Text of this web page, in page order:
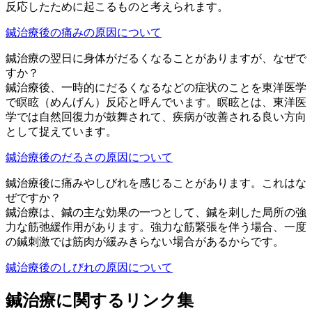
反応したために起こるものと考えられます。
鍼治療後の痛みの原因について
鍼治療の翌日に身体がだるくなることがありますが、なぜで
すか？
鍼治療後、一時的にだるくなるなどの症状のことを東洋医学
で瞑眩（めんげん）反応と呼んでいます。瞑眩とは、東洋医
学では自然回復力が鼓舞されて、疾病が改善される良い方向
として捉えています。
鍼治療後のだるさの原因について
鍼治療後に痛みやしびれを感じることがあります。これはな
ぜですか？
鍼治療は、鍼の主な効果の一つとして、鍼を刺した局所の強
力な筋弛緩作用があります。強力な筋緊張を伴う場合、一度
の鍼刺激では筋肉が緩みきらない場合があるからです。
鍼治療後のしびれの原因について
鍼治療に関するリンク集